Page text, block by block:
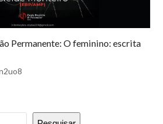
Permanente: O feminino: escrita